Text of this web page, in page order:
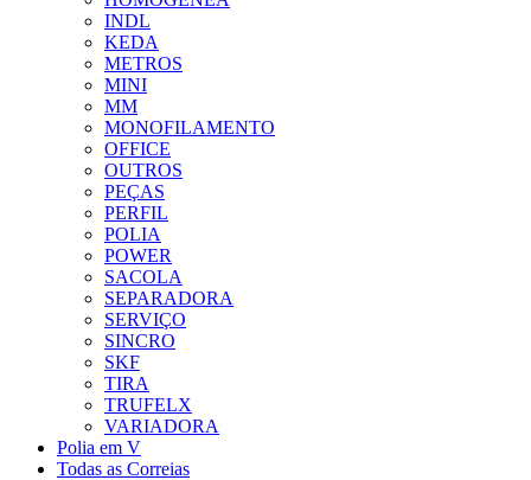
INDL
KEDA
METROS
MINI
MM
MONOFILAMENTO
OFFICE
OUTROS
PEÇAS
PERFIL
POLIA
POWER
SACOLA
SEPARADORA
SERVIÇO
SINCRO
SKF
TIRA
TRUFELX
VARIADORA
Polia em V
Todas as Correias